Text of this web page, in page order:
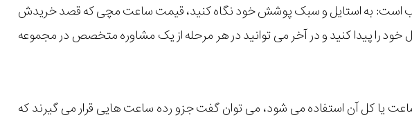
ترتیب است: به استایل و سبک پوشش خود نگاه کنید، قیمت ساعت مچی که قصد خریدش
خود را پیدا کنید و در آخر می توانید در هر مرحله از یک مشاوره متخصص در مجموعه
یا کل آن استفاده می شود، می توان گفت جزو رده ساعت هایی قرار می گیرند که